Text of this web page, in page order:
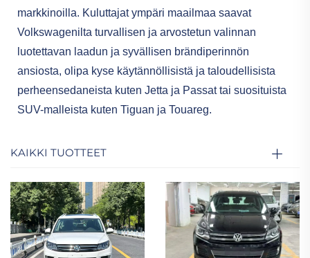
markkinoilla. Kuluttajat ympäri maailmaa saavat
Volkswagenilta turvallisen ja arvostetun valinnan
luotettavan laadun ja syvällisen brändiperinnön
ansiosta, olipa kyse käytännöllisistä ja taloudellisista
perheensedaneista kuten Jetta ja Passat tai suosituista
SUV-malleista kuten Tiguan ja Touareg.
KAIKKI TUOTTEET